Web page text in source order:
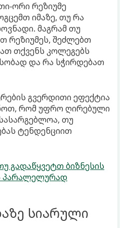
ორი რეზიუმე
იმაზე, თუ რა
მაგრამ თუ
რეზიუმეს, შეძლებთ
თქვენს კოლეგებს
და რა სჭირდებათ
გვერდითი ეფექტია
რომ უფრო ღირებული
თუ
ტენდენციით
გადაწყვეტთ ბიზნესის
პარალელურად
სიარული